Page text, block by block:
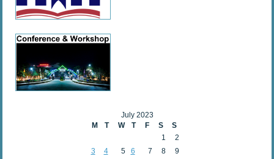
July 2023
M
T W T F S
S
1
2
3
4 5 6 7 8
9